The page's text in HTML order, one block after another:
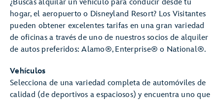
¿Buscas alquilar un vehículo para conducir desde tu
hogar, el aeropuerto o Disneyland Resort? Los Visitantes
pueden obtener excelentes tarifas en una gran variedad
de oficinas a través de uno de nuestros socios de alquiler
de autos preferidos: Alamo®, Enterprise® o National®.
Vehículos
Selecciona de una variedad completa de automóviles de
calidad (de deportivos a espaciosos) y encuentra uno que